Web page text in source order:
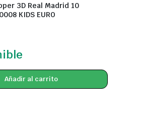
3D Real Madrid 10
KIDS EURO
Añadir al carrito